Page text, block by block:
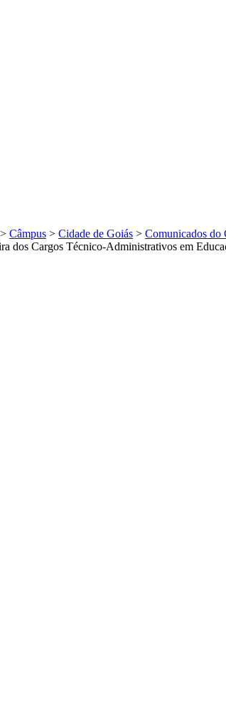
> Câmpus > Cidade de Goiás > Comunicados do
dos Cargos Técnico-Administrativos em